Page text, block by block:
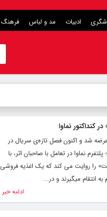
ادبیات مد و لباس فرهنگ
نماوا
شد و اکنون فصل تازه‌‌ی سریال در
نماوا در تعامل با صاحبان اثر، با
را روایت می کند که یک اغذیه فروشی
انتقام میگیرند و در...
ادامه خبر